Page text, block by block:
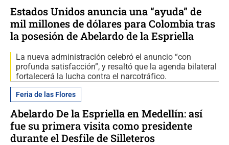
Estados Unidos anuncia una “ayuda” de
mil millones de dólares para Colombia tras
la posesión de Abelardo de la Espriella
La nueva administración celebró el anuncio “con
profunda satisfacción”, y resaltó que la agenda bilateral
fortalecerá la lucha contra el narcotráfico.
Feria de las Flores
Abelardo De la Espriella en Medellín: así
fue su primera visita como presidente
durante el Desfile de Silleteros